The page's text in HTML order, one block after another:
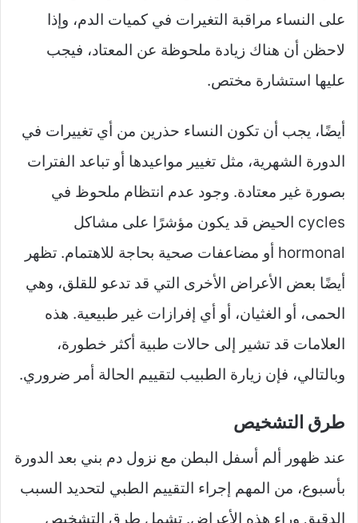
على النساء مراقبة التغيرات في كميات الدم، وإذا
لاحظن أن هناك زيادة ملحوظة عن المعتاد، فيجب
عليها استشارة مختص.
أيضًا، يجب أن تكون النساء حذرين من أي تغييرات في
الدورة الشهرية، مثل تغيير مواعيدها أو تباعد الفترات
بصورة غير معتادة. وجود عدم انتظام ملحوظ في
cycles الحيض قد يكون مؤشرًا على مشاكل
hormonal أو مضاعفات صحية بحاجة للاهتمام. تظهر
أيضًا بعض الأعراض الأخرى التي قد تدعو للقلق، وهي
الحمى، أو الغثيان، أو أي إفرازات غير طبيعية. هذه
العلامات قد تشير إلى حالات طبية أكثر خطورة،
وبالتالي، فإن زيارة الطبيب لتقييم الحالة أمر ضروري.
طرق التشخيص
عند ظهور ألم أسفل البطن مع نزول دم بني بعد الدورة
بأسبوع، من المهم إجراء التقييم الطبي لتحديد السبب
الدقيق وراء هذه الأعراض. تشمل طرق التشخيص